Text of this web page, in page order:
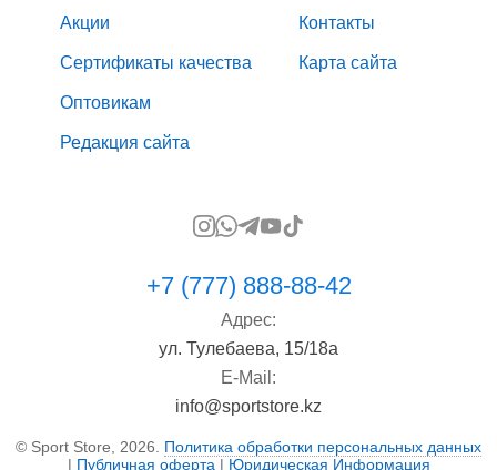
Акции
Сертификаты качества
Оптовикам
Редакция сайта
Контакты
Карта сайта
+7 (777) 888-88-42
Адрес:
ул. Тулебаева, 15/18а
E-Mail:
info@sportstore.kz
© Sport Store, 2026. Политика обработки персональных данных
| Публичная оферта | Юридическая Информация